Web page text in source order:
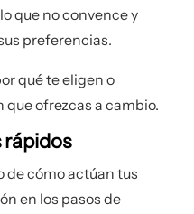
que no convence y
preferencias.
qué te eligen o
que ofrezcas a cambio.
rápidos
de cómo actúan tus
en los pasos de